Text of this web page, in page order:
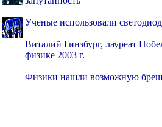
Ученые использовали
Виталий Гинзбург, лауреат
физике 2003 г.
Физики нашли возможную